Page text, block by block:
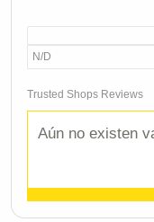
N/D
Trusted Shops Reviews
Aún no existen